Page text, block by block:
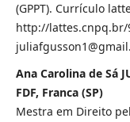
(GPPT). Currículo
http://lattes.cnpq.br/
Ana Carolina de Sá
FDF, Franca (SP)
Mestra em Direito